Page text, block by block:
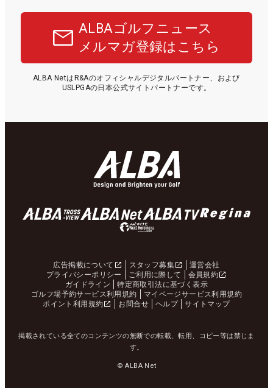
ALBAゴルフニュース
メルマガ登録はこちら
ALBA NetはR&Aのオフィシャルデジタルパートナー、および
USLPGAの日本公式サイトパートナーです。
広告掲載について スタッフ募集
運営会社
プライバシーポリシー
ご利用に際して
会員規約
ガイドライン
特定商取引法に基づく表示
ゴルフ場予約サービス利用規約
マイページサービス利用規約
ポイント利用規約
お問合せ ヘルプ サイトマップ
掲載されている全てのコンテンツの無断での転載、転用、コピー等は禁じま
す。
© ALBA Net